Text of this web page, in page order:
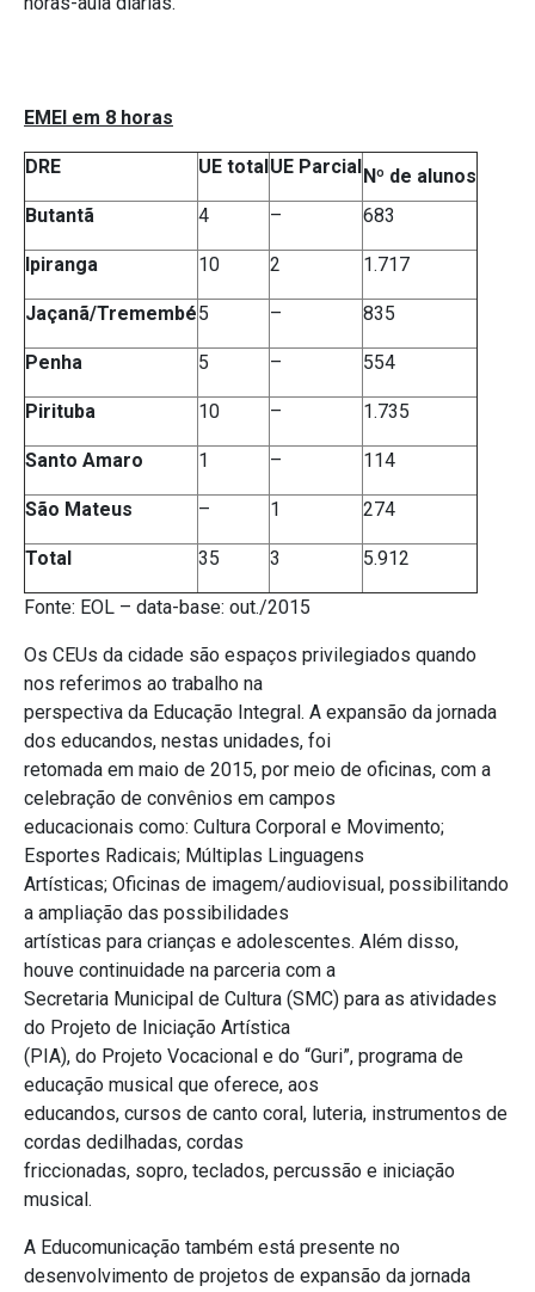
EMEI em 8 horas
DRE UE totalUE ParcialNº de alunos
Butantã
4 – 683
Ipiranga 10 2 1.717
Jaçanã/Tremembé5 – 835
Penha 5 – 554
Pirituba 10 – 1.735
Santo Amaro 1 – 114
São Mateus – 1 274
Total 35 3 5.912
Fonte: EOL – data-base: out./2015
Os CEUs da cidade são espaços privilegiados quando
nos referimos ao trabalho na
perspectiva da Educação Integral. A expansão da jornada
dos educandos, nestas unidades, foi
retomada em maio de 2015, por meio de oficinas, com a
celebração de convênios em campos
educacionais como: Cultura Corporal e Movimento;
Esportes Radicais; Múltiplas Linguagens
Artísticas; Oficinas de imagem/audiovisual, possibilitando
a ampliação das possibilidades
artísticas para crianças e adolescentes. Além disso,
houve continuidade na parceria com a
Secretaria Municipal de Cultura (SMC) para as atividades
do Projeto de Iniciação Artística
(PIA), do Projeto Vocacional e do “Guri”, programa de
educação musical que oferece, aos
educandos, cursos de canto coral, luteria, instrumentos de
cordas dedilhadas, cordas
friccionadas, sopro, teclados, percussão e iniciação
musical.
A Educomunicação também está presente no
desenvolvimento de projetos de expansão da jornada